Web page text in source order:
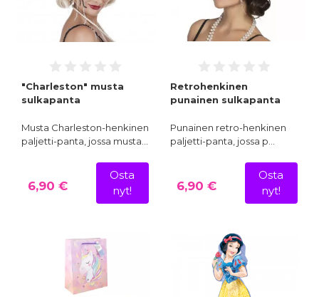
"Charleston" musta
sulkapanta
Musta Charleston-henkinen
paljetti-panta, jossa musta…
6,90 €
Osta
nyt!
Retrohenkinen
punainen sulkapanta
Punainen retro-henkinen
paljetti-panta, jossa p…
6,90 €
Osta
nyt!